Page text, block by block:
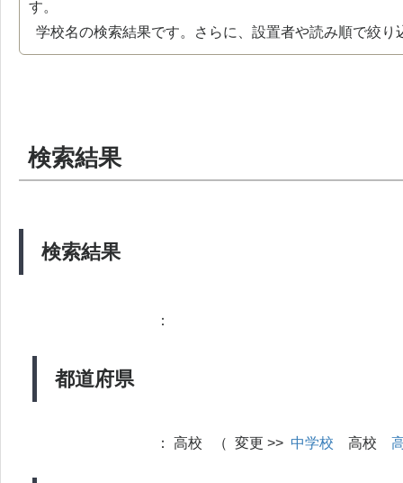
す。
学校名の検索結果です。さらに、設置者や読み順で絞り
検索結果
検索結果
都道府県
：
： 高校 （ 変更 >> 中学校 高校